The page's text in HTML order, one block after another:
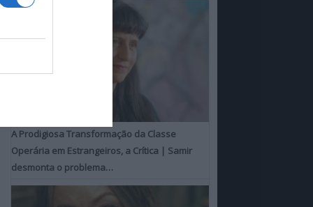
A Prodigiosa Transformação da Classe
Operária em Estrangeiros, a Crítica | Samir
desmonta o problema…